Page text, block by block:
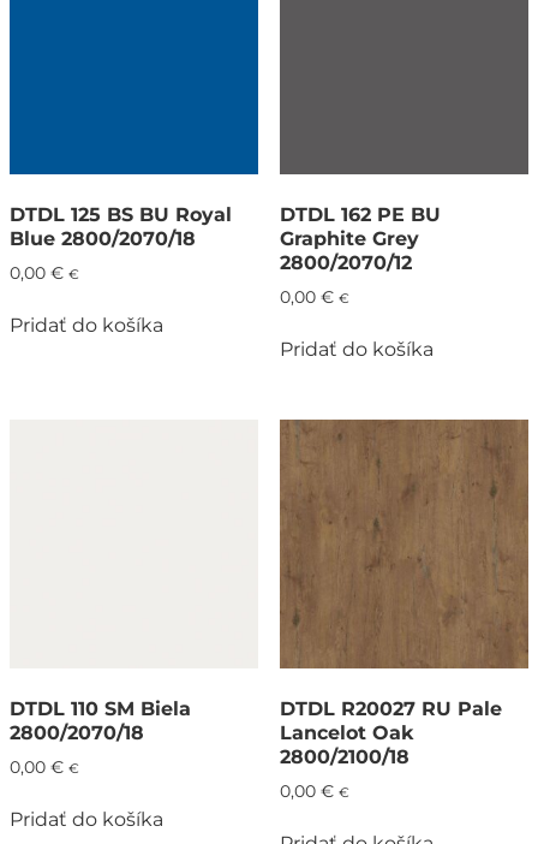
DTDL 125 BS BU Royal
Blue 2800/2070/18
0,00 € €
Pridať do košíka
DTDL 162 PE BU
Graphite Grey
2800/2070/12
0,00 € €
Pridať do košíka
DTDL 110 SM Biela
2800/2070/18
0,00 € €
Pridať do košíka
DTDL R20027 RU Pale
Lancelot Oak
2800/2100/18
0,00 € €